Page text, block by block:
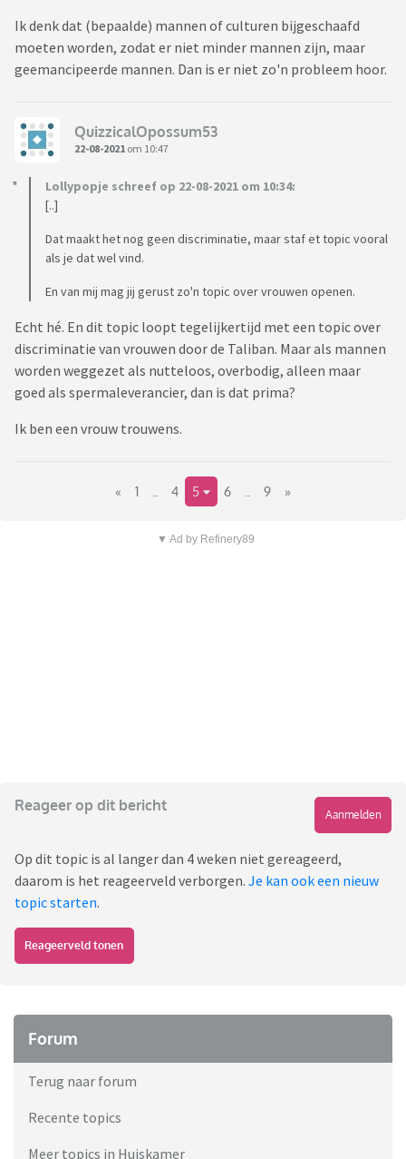
Ik denk dat (bepaalde) mannen of culturen bijgeschaafd
moeten worden, zodat er niet minder mannen zijn, maar
geemancipeerde mannen. Dan is er niet zo'n probleem hoor.
QuizzicalOpossum53
22-08-2021 om 10:47
Lollypopje schreef op 22-08-2021 om 10:34:
[..]
Dat maakt het nog geen discriminatie, maar staf et topic vooral
als je dat wel vind.
En van mij mag jij gerust zo'n topic over vrouwen openen.
Echt hé. En dit topic loopt tegelijkertijd met een topic over
discriminatie van vrouwen door de Taliban. Maar als mannen
worden weggezet als nutteloos, overbodig, alleen maar
goed als spermaleverancier, dan is dat prima?
Ik ben een vrouw trouwens.
« 1 4 5 6 9 »
▼ Ad by Refinery89
Reageer op dit bericht
Aanmelden
Op dit topic is al langer dan 4 weken niet gereageerd,
daarom is het reageerveld verborgen. Je kan ook een nieuw
topic starten.
Reageerveld tonen
Forum
Terug naar forum
Recente topics
Meer topics in Huiskamer